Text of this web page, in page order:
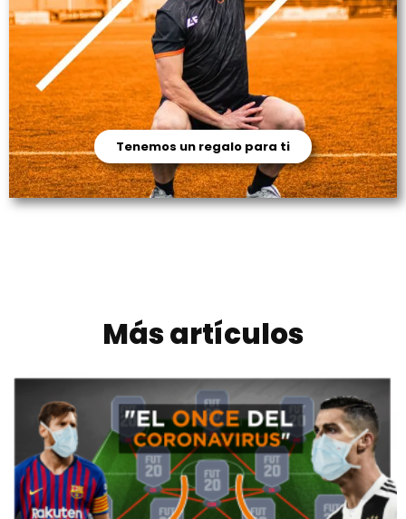
Tenemos un regalo para ti
Más artículos